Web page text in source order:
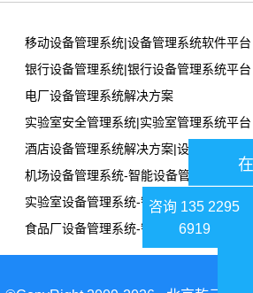
移动设备管理系统|设备管理系统软件平台
银行设备管理系统|银行设备管理系统平台
电厂设备管理系统解决方案
实验室安全管理系统|实验室管理系统平台
酒店设备管理系统解决方案|设备管理系统
机场设备管理系统-智能设备管理系统平台
实验室设备管理系统-智能设备管理系统
食品厂设备管理系统-智能设备管理系统平
咨询 135 2295
6919